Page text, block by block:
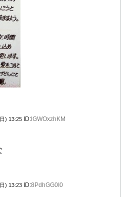
) 13:25 ID: lGWOxzhKM
) 13:23 ID:8PdhGG0I0